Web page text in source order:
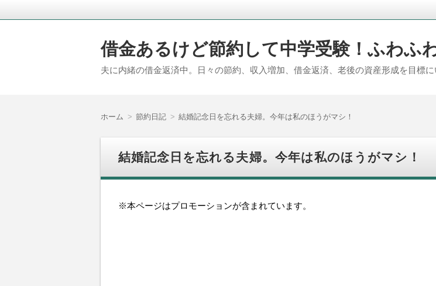
借金あるけど節約して中学受験！ふわふ
夫に内緒の借金返済中。日々の節約、収入増加、借金返済、老後の資産形成を目標
ホーム 節約日記 結婚記念日を忘れる夫婦。今年は私のほうがマシ！
結婚記念日を忘れる夫婦。今年は私のほうがマシ！
※本ページはプロモーションが含まれています。